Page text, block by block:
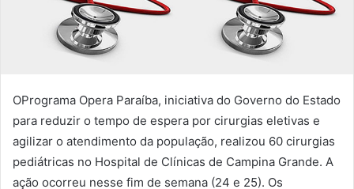
OPrograma Opera Paraíba, iniciativa do Governo do Estado
para reduzir o tempo de espera por cirurgias eletivas e
agilizar o atendimento da população, realizou 60 cirurgias
pediátricas no Hospital de Clínicas de Campina Grande. A
ação ocorreu nesse fim de semana (24 e 25). Os